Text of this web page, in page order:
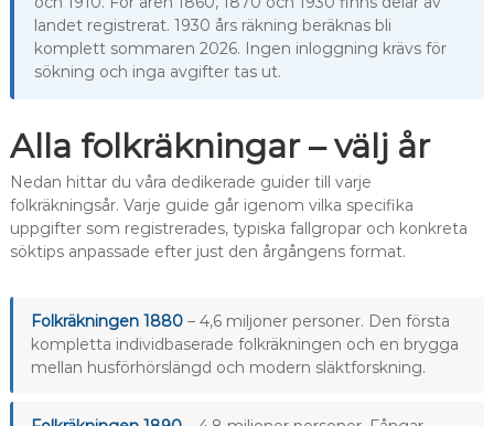
landet registrerat. 1930 års räkning beräknas bli
komplett sommaren 2026. Ingen inloggning krävs för
sökning och inga avgifter tas ut.
Alla folkräkningar – välj år
Nedan hittar du våra dedikerade guider till varje
folkräkningsår. Varje guide går igenom vilka specifika
uppgifter som registrerades, typiska fallgropar och konkreta
söktips anpassade efter just den årgångens format.
Folkräkningen 1880– 4,6 miljoner personer. Den första
kompletta individbaserade folkräkningen och en brygga
mellan husförhörslängd och modern släktforskning.